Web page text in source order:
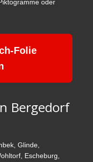
oder
Folie
Bergedorf
Glinde,
Escheburg,